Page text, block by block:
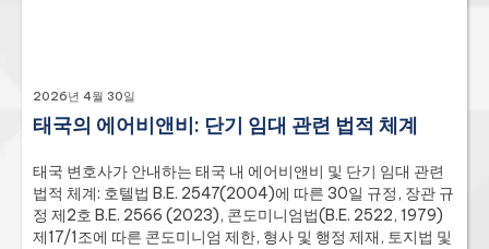
2026년 4월 30일
태국의 에어비앤비: 단기 임대 관련 법적 체계
태국 변호사가 안내하는 태국 내 에어비앤비 및 단기 임대 관련
법적 체계: 호텔법 B.E. 2547(2004)에 따른 30일 규정, 장관 규
정 제2호 B.E. 2566 (2023), 콘도미니엄법(B.E. 2522, 1979)
제17/1조에 따른 콘도미니엄 제한, 형사 및 행정 제재, 토지법 및